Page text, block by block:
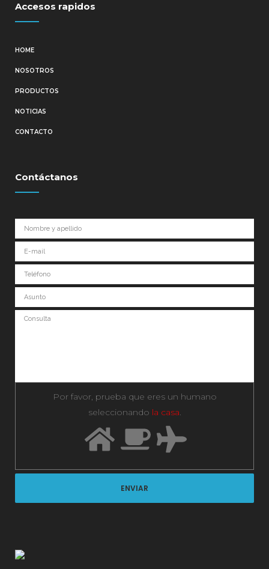
Accesos rapidos
HOME
NOSOTROS
PRODUCTOS
NOTICIAS
CONTACTO
Contáctanos
Por favor, prueba que eres un humano
seleccionando la casa.